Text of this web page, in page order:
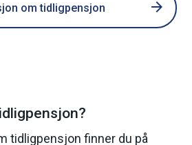
om tidligpensjon
tidligpensjon finner du på